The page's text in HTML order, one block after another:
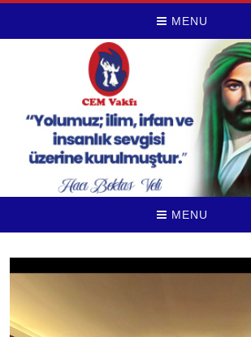
MENU
MENU